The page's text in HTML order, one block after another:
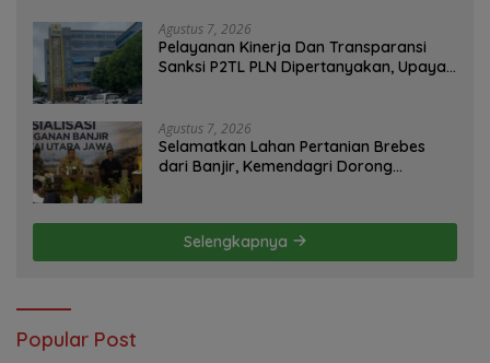
Agustus 7, 2026
Pelayanan Kinerja Dan Transparansi
Sanksi P2TL PLN Dipertanyakan, Upaya
Agustus 7, 2026
Selamatkan Lahan Pertanian Brebes
dari Banjir, Kemendagri Dorong
Selengkapnya
Popular Post